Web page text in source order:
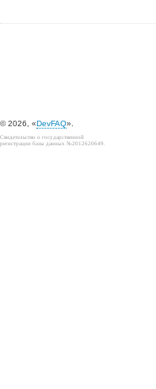
© 2026, «DevFAQ».
Свидетельство о государственной
регистрации базы данных №2012620649.